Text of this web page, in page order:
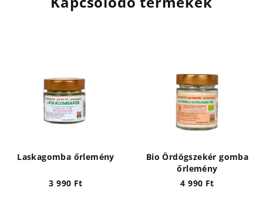
Laskagomba őrlemény
3 990 Ft
Bio Ördögszekér gomba
őrlemény
4 990 Ft